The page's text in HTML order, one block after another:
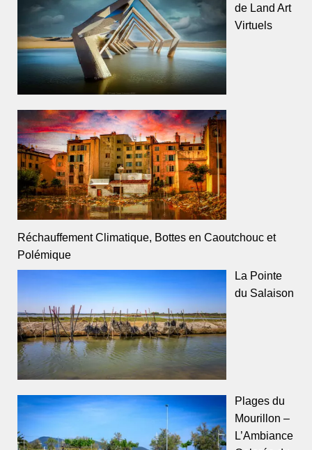
de Land Art
Virtuels
Réchauffement Climatique, Bottes en Caoutchouc et
Polémique
La Pointe
du Salaison
Plages du
Mourillon –
L’Ambiance